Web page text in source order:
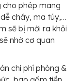
cho phép mang
cháy, ma túy,…
sẽ bị mời ra khỏi
nhờ cơ quan
chi phí phòng &